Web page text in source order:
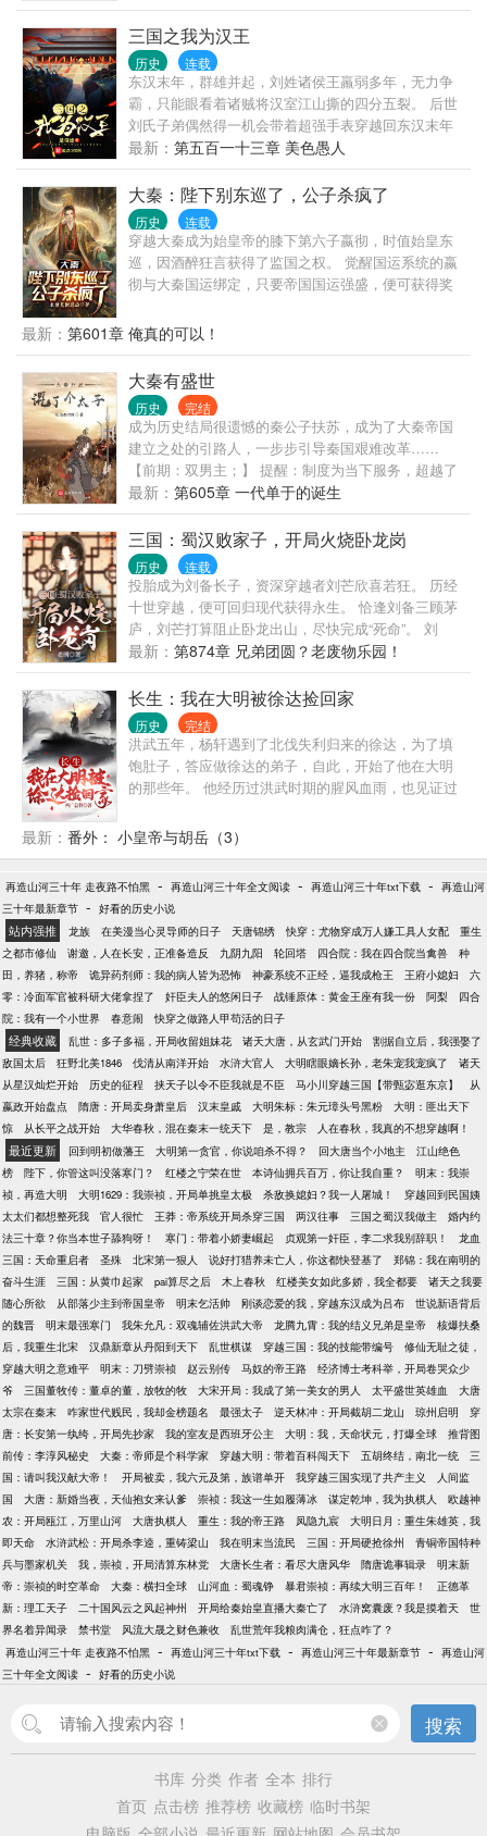
三国之我为汉王
历史 连载
东汉末年，群雄并起，刘姓诸侯王羸弱多年，无力争
霸，只能眼看着诸贼将汉室江山撕的四分五裂。 后世
刘氏子弟偶然得一机会带着超强手表穿越回东汉末年
成为诸侯王，为了中兴汉室他开始了属于他的争霸之
路。
最新： 第五百一十三章 美色愚人
大秦：陛下别东巡了，公子杀疯了
历史 连载
穿越大秦成为始皇帝的膝下第六子嬴彻，时值始皇东
巡，因酒醉狂言获得了监国之权。 觉醒国运系统的嬴
彻与大秦国运绑定，只要帝国国运强盛，便可获得奖
手干，一发不可收拾。 当始皇陛下东巡期间收到源源
不断的奏报，表情愈发古怪：这文武百官...编奏疏怎
么越编越离谱？ 待到东巡归来，始皇陛下看着大秦帝
国的船新版本，怒喝道：寡人让你监国，不是重建大
秦！
最新： 第601章 俺真的可以！
大秦有盛世
历史 完结
成为历史结局很遗憾的秦公子扶苏，成为了大秦帝国
建立之处的引路人，一步步引导秦国艰难改革……
【前期：双男主；】 提醒：制度为当下服务，超越了
生产力谈制度，一切都是虚妄。
最新： 第605章 一代单于的诞生
三国：蜀汉败家子，开局火烧卧龙岗
历史 连载
投胎成为刘备长子，资深穿越者刘芒欣喜若狂。 历经
十世穿越，便可回归现代获得永生。 恰逢刘备三顾茅
庐，刘芒打算阻止卧龙出山，尽快完成“死命”。 刘
备：“惟贤惟德，能服于人。” 刘芒：“人天生，并且永
远，是自私的动物——。” 诸葛亮：“王法威仪，恩泽
天下。 法外有情，恩威并举。” 刘芒：“只要我能控制
一个国家的货币，我不在乎谁制定法律——。” 关
羽：“江东鼠辈，奸诈曹瞒，休想从关某手中夺回荆
州！” 刘芒：“只有歼灭敌人的有生力量才能打破围剿
和发展根据地——。” 现在你们总可以让我去死了吧？
刘备、诸葛亮：“兴汉室者，非汝不可！”
最新： 第874章 兄弟团圆？老废物乐园！
长生：我在大明被徐达捡回家
历史 完结
洪武五年，杨轩遇到了北伐失利归来的徐达，为了填
饱肚子，答应做徐达的弟子，自此，开始了他在大明
的那些年。 他经历过洪武时期的腥风血雨，也见证过
朱标的知己好友。 他是朱棣最信任的人。 他是老朱家
的传家宝。 他和郑和探讨过海外的风光，和于谦是忘
他是一个被诅咒的人，也是一个孤独的人！
最新： 番外： 小皇帝与胡岳（3）
再造山河三十年 走夜路不怕黑 - 再造山河三十年全文阅读 - 再造山河三十年txt下载 - 再造山河
三十年最新章节 - 好看的历史小说
站内强推 龙族 在美漫当心灵导师的日子 天唐锦绣 快穿：尤物穿成万人嫌工具人女配
重生
之都市修仙
谢邀，人在长安，正准备造反 九阴九阳 轮回塔 四合院：我在四合院当禽兽
种
田，养猪，称帝
诡异药剂师：我的病人皆为恐怖 神豪系统不正经，逼我成枪王 王府小媳妇
六
零：冷面军官被科研大佬拿捏了
奸臣夫人的悠闲日子 战锤原体：黄金王座有我一份 阿梨
四合
院：我有一个小世界
春意闹 快穿之做路人甲苟活的日子
经典收藏 乱世：多子多福，开局收留姐妹花 诸天大唐，从玄武门开始
割据自立后，我强娶了
敌国太后
狂野北美1846 伐清从南洋开始 水浒大官人 大明瞎眼嫡长孙，老朱宠我宠疯了
诸天
从星汉灿烂开始
历史的征程 挟天子以令不臣我就是不臣 马小川穿越三国【带甄宓逛东京】
从
嬴政开始盘点
隋唐：开局卖身萧皇后 汉末皇戚 大明朱标：朱元璋头号黑粉
大明：匪出天下
惊
从长平之战开始 大华春秋，混在秦末一统天下 是，教宗 人在春秋，我真的不想穿越啊！
最近更新 回到明初做藩王 大明第一贪官，你说咱杀不得？ 回大唐当个小地主
江山绝色
榜
陛下，你管这叫没落寒门？ 红楼之宁荣在世 本诗仙拥兵百万，你让我自重？
明末：我崇
祯，再造大明
大明1629：我崇祯，开局单挑皇太极 杀敌换媳妇？我一人屠城！
穿越回到民国姨
太太们都想整死我
官人很忙 王莽：帝系统开局杀穿三国 两汉往事 三国之蜀汉我做主
婚内约
法三十章？你当本世子舔狗呀！
寒门：带着小娇妻崛起 贞观第一奸臣，李二求我别辞职！
龙血
三国：天命重启者
圣殊 北宋第一狠人 说好打猎养未亡人，你这都快登基了
郑锦：我在南明的
奋斗生涯
三国：从黄巾起家 pai算尽之后 木上春秋 红楼美女如此多娇，我全都要
诸天之我要
随心所欲
从部落少主到帝国皇帝 明末乞活帅 刚谈恋爱的我，穿越东汉成为吕布
世说新语背后
的魏晋
明末最强寒门 我朱允凡：双魂辅佐洪武大帝 龙腾九霄：我的结义兄弟是皇帝
核爆扶桑
后，我重生北宋
汉鼎新章从丹阳到天下 乱世棋谋 穿越三国：我的技能带编号
修仙无耻之徒，
穿越大明之意难平
明末：刀劈崇祯 赵云别传 马奴的帝王路
经济博士考科举，开局卷哭众少
爷
三国董牧传：董卓的董，放牧的牧 大宋开局：我成了第一美女的男人 太平盛世英雄血
大唐
太宗在秦末
咋家世代贱民，我却金榜题名 最强太子 逆天林冲：开局截胡二龙山 琼州启明
穿
唐：长安第一纨绔，开局先抄家
我的室友是西班牙公主 大明：我，天命状元，打爆全球
推背图
前传：李淳风秘史
大秦：帝师是个科学家 穿越大明：带着百科闯天下 五胡终结，南北一统
三
国：请叫我汉献大帝！
开局被卖，我六元及第，族谱单开 我穿越三国实现了共产主义
人间监
国
大唐：新婚当夜，天仙抱女来认爹 崇祯：我这一生如履薄冰 谋定乾坤，我为执棋人
欧越神
农：开局瓯江，万里山河
大唐执棋人 重生：我的帝王路 凤隐九宸
大明日月：重生朱雄英，我
即天命
水浒武松：开局杀李逵，重铸梁山 我在明末当流民 三国：开局硬抢徐州
青铜帝国特种
兵与墨家机关
我，崇祯，开局清算东林党 大唐长生者：看尽大唐风华 隋唐诡事辑录
明末新
帝：崇祯的时空革命
大秦：横扫全球 山河血：蜀魂铮 暴君崇祯：再续大明三百年！
正德革
新：理工天子
二十国风云之风起神州 开局给秦始皇直播大秦亡了 水浒窝囊废？我是摸着天
世
界名着异闻录
禁书堂 风流大晟之财色兼收
乱世荒年我粮肉满仓，狂点咋了？
再造山河三十年 走夜路不怕黑 - 再造山河三十年txt下载 - 再造山河三十年最新章节 - 再造山河
三十年全文阅读 - 好看的历史小说
搜索
书库 分类 作者 全本 排行
首页 点击榜 推荐榜 收藏榜 临时书架